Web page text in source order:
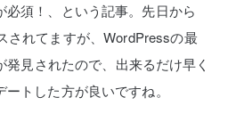
須！、という記事。先日から
されてますが、WordPressの最
見されたので、出来るだけ早く
トした方が良いですね。